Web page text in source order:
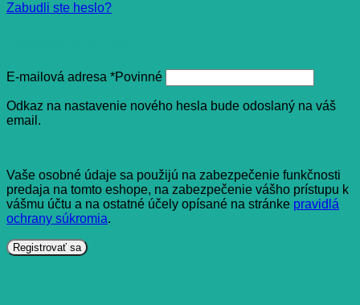
Zabudli ste heslo?
E-mailová adresa *Povinné
Odkaz na nastavenie nového hesla bude odoslaný na váš
email.
Vaše osobné údaje sa použijú na zabezpečenie funkčnosti
predaja na tomto eshope, na zabezpečenie vášho prístupu k
vášmu účtu a na ostatné účely opísané na stránke pravidlá
ochrany súkromia.
Registrovať sa